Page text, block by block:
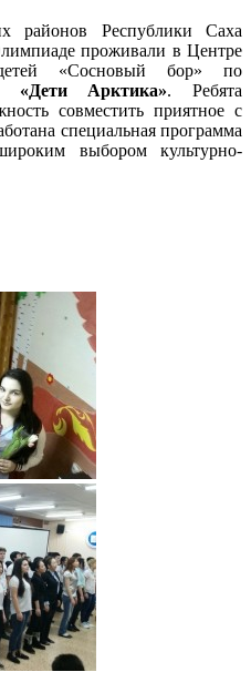
районов Республики Саха
проживали в Центре
«Сосновый бор» по
«Дети Арктика». Ребята
совместить приятное с
специальная программа
выбором культурно-